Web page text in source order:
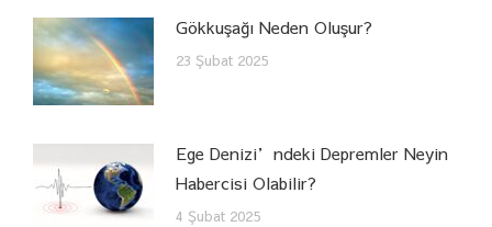
Gökkuşağı Neden Oluşur?
23 Şubat 2025
Ege Denizi’ndeki Depremler Neyin
Habercisi Olabilir?
4 Şubat 2025